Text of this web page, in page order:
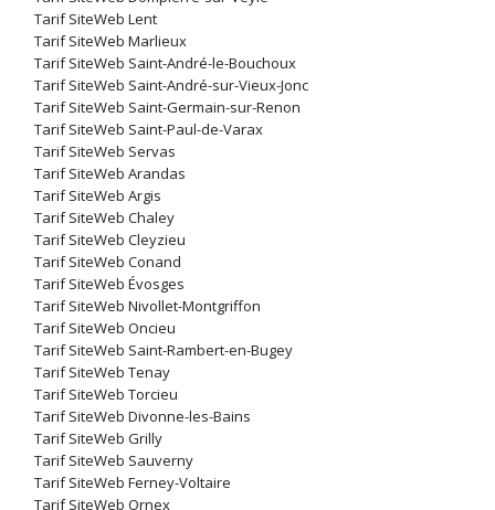
Tarif SiteWeb Lent
Tarif SiteWeb Marlieux
Tarif SiteWeb Saint-André-le-Bouchoux
Tarif SiteWeb Saint-André-sur-Vieux-Jonc
Tarif SiteWeb Saint-Germain-sur-Renon
Tarif SiteWeb Saint-Paul-de-Varax
Tarif SiteWeb Servas
Tarif SiteWeb Arandas
Tarif SiteWeb Argis
Tarif SiteWeb Chaley
Tarif SiteWeb Cleyzieu
Tarif SiteWeb Conand
Tarif SiteWeb Évosges
Tarif SiteWeb Nivollet-Montgriffon
Tarif SiteWeb Oncieu
Tarif SiteWeb Saint-Rambert-en-Bugey
Tarif SiteWeb Tenay
Tarif SiteWeb Torcieu
Tarif SiteWeb Divonne-les-Bains
Tarif SiteWeb Grilly
Tarif SiteWeb Sauverny
Tarif SiteWeb Ferney-Voltaire
Tarif SiteWeb Ornex